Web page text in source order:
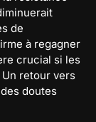
de
à regagner
crucial si les
retour vers
doutes